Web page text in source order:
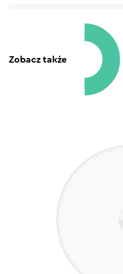
Zobacz także